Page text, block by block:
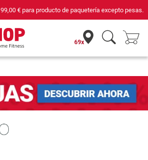
99,00 €para producto de paquetería excepto pesas.
69x